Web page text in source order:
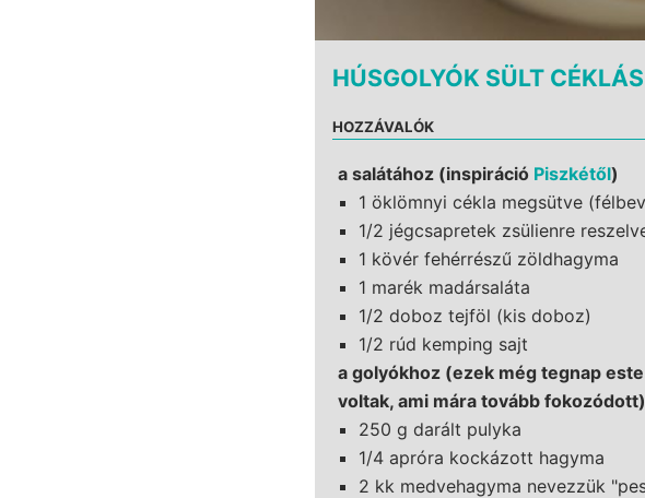
HÚSGOLYÓK SÜLT
HOZZÁVALÓK
a salátához (inspiráció Piszkétől)
1 öklömnyi cékla megsütve
1/2 jégcsapretek zsülienre
1 kövér fehérrészű zöldhagyma
1 marék madársaláta
1/2 doboz tejföl (kis doboz)
1/2 rúd kemping sajt
a golyókhoz (ezek még tegnap
voltak, ami mára tovább fokozódott)
250 g darált pulyka
1/4 apróra kockázott hagyma
2 kk medvehagyma nevezzük